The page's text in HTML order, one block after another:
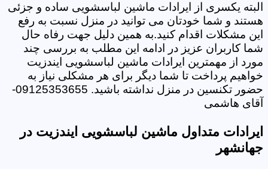
البته یکسری از ایرادات ماشین لباسشویی ساده و جزئی
هستند و شما خودتان می توانید در منزل نسبت به رفع
این مشکلات اقدام کنید.به همین دلیل جهت رفاه حال
شما کاربران عزیز در ادامه این مطلب به بررسی چند
مورد از مهمترین ایرادات ماشین لباسشویی ایندزیت
خواهیم پرداخت تا شما دیگر برای هر مشکلی نیاز به
حضور تکنسین در منزل نداشته باشید. 09125353655-
آقای هاشمی
ایرادات متداول ماشین لباسشویی ایندزیت در
جهانشهر